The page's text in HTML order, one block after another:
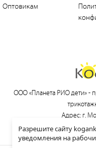
Разрешите сайту
уведомления на
Оптовикам
ООО «Планета РИО дети» -
Адрес: г.
Тел.:+7 (495) 660-